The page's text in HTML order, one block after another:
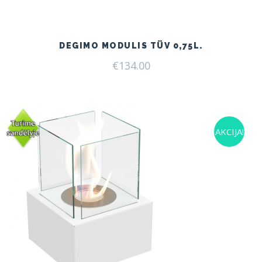
DEGIMO MODULIS TÜV 0,75L.
€134.00
AKCIJA!